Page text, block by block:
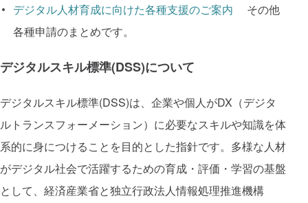
デジタル人材育成に向けた各種支援のご案内 その他
各種申請のまとめです。
デジタルスキル標準(DSS)について
デジタルスキル標準(DSS)は、企業や個人がDX（デジタ
ルトランスフォーメーション）に必要なスキルや知識を体
系的に身につけることを目的とした指針です。多様な人材
がデジタル社会で活躍するための育成・評価・学習の基盤
として、経済産業省と独立行政法人情報処理推進機構